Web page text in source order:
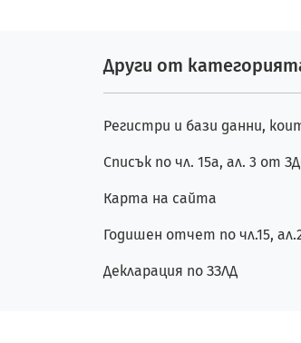
Други от
Регистри и бази данни,
Списък по чл. 15а, ал. 3 от
Карта на сайта
Годишен отчет по чл.15,
Декларация по ЗЗЛД